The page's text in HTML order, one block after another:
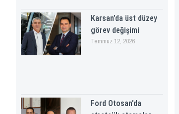
Karsan’da üst düzey
görev değişimi
Temmuz 12, 2026
Ford Otosan’da